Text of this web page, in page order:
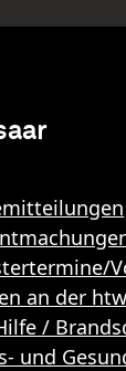
an der
/
und